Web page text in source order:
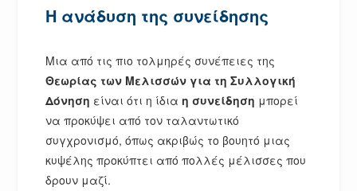
Η ανάδυση της συνείδησης
Μια από τις πιο τολμηρές συνέπειες της
Θεωρίας των Μελισσών για τη Συλλογική
Δόνηση είναι ότι η ίδιαη συνείδηση μπορεί
να προκύψει από τον ταλαντωτικό
συγχρονισμό, όπως ακριβώς το βουητό μιας
κυψέλης προκύπτει από πολλές μέλισσες που
δρουν μαζί.